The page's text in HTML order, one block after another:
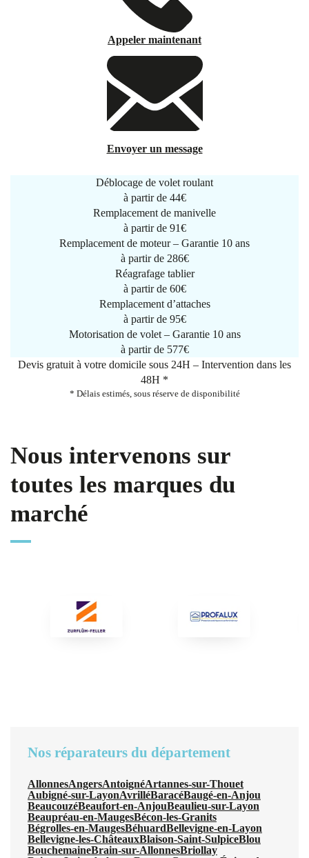
Appeler maintenant
Envoyer un message
Déblocage de volet roulant
à partir de 44€
Remplacement de manivelle
à partir de 91€
Remplacement de moteur – Garantie 10 ans
à partir de 286€
Réagrafage tablier
à partir de 60€
Remplacement d’attaches
à partir de 95€
Motorisation de volet – Garantie 10 ans
à partir de 577€
Devis gratuit à votre domicile sous 24H – Intervention dans les
48H *
* Délais estimés, sous réserve de disponibilité
Nous intervenons sur
toutes les marques du
marché
Nos réparateurs du département
AllonnesAngersAntoignéArtannes-sur-Thouet
Aubigné-sur-LayonAvrilléBaracéBaugé-en-Anjou
BeaucouzéBeaufort-en-AnjouBeaulieu-sur-Layon
Beaupréau-en-MaugesBécon-les-Granits
Bégrolles-en-MaugesBéhuardBellevigne-en-Layon
Bellevigne-les-ChâteauxBlaison-Saint-SulpiceBlou
BouchemaineBrain-sur-AllonnesBriollay